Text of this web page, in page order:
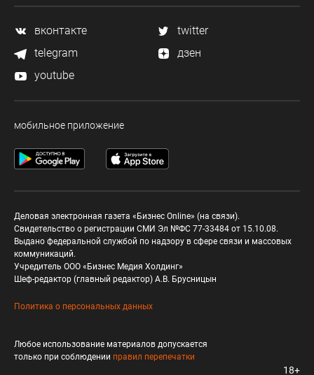
вконтакте
twitter
telegram
дзен
youtube
мобильное приложение
Деловая электронная газета «Бизнес Online» (на связи).
Свидетельство о регистрации СМИ Эл №ФС 77-33484 от 15.10.08.
Выдано федеральной службой по надзору в сфере связи и массовых
коммуникаций.
Учредитель ООО «Бизнес Медия Холдинг»
Шеф-редактор (главный редактор) А.В. Брусницын
Политика о персональных данных
Любое использование материалов допускается
только при соблюдении правил перепечатки
18+